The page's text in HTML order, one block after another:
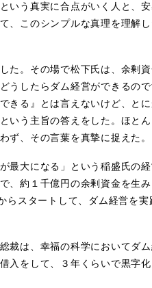
いう真実に合点がいく人と、
、このシンプルな真理を理解し
た。その場で松下氏は、余剰
うしたらダム経営ができるので
きる』とは言えないけど、とに
いう主旨の答えをした。ほと
ず、その言葉を真摯に捉えた。
最大になる」という稲盛氏の経
、約１千億円の余剰資金を生
らスタートして、ダム経営を実
裁は、幸福の科学においてダ
入をして、３年くらいで黒字